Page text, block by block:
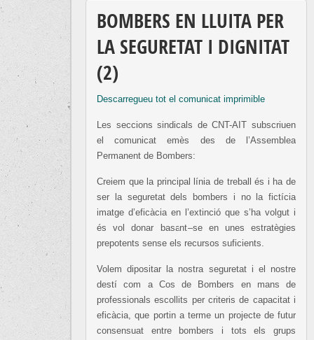
BOMBERS EN LLUITA PER
LA SEGURETAT I DIGNITAT
(2)
Descarregueu tot el comunicat imprimible
Les seccions sindicals de CNT-AIT subscriuen
el comunicat emès des de l’Assemblea
Permanent de Bombers:
Creiem que la principal línia de treball és i ha de
ser la seguretat dels bombers i no la fictícia
imatge d’eficàcia en l’extinció que s’ha volgut i
és vol donar basant–se en unes estratègies
prepotents sense els recursos suficients.
Volem dipositar la nostra seguretat i el nostre
destí com a Cos de Bombers en mans de
professionals escollits per criteris de capacitat i
eficàcia, que portin a terme un projecte de futur
consensuat entre bombers i tots els grups